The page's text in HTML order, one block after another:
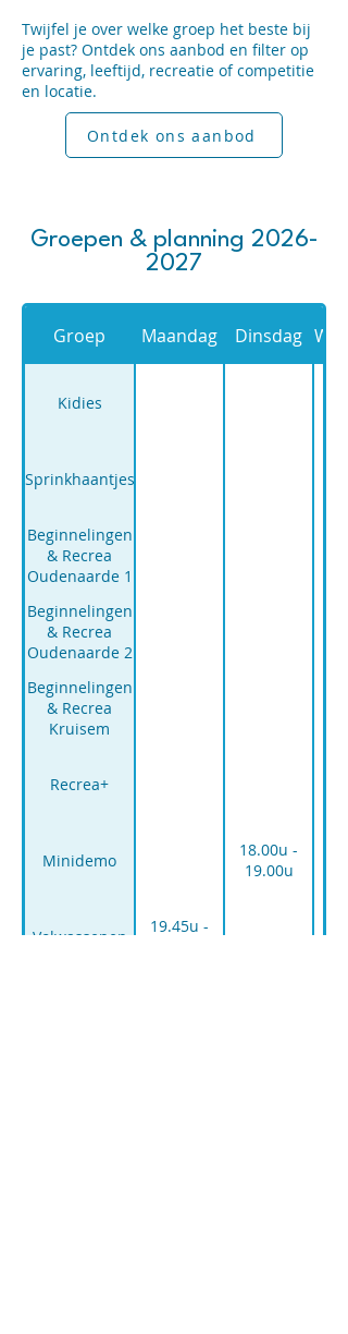
Twijfel je over welke groep het beste bij
je past? Ontdek ons aanbod en filter op
ervaring, leeftijd, recreatie of competitie
en locatie.
Ontdek ons aanbod
Groepen & planning 2026-
2027
Groep Maandag Dinsdag
Kidies
Sprinkhaantjes
Beginnelingen
& Recrea
Oudenaarde 1
Beginnelingen
& Recrea
Oudenaarde 2
Beginnelingen
& Recrea
Kruisem
Recrea+
Minidemo
18.00u -
19.00u
Volwassenen
19.45u -